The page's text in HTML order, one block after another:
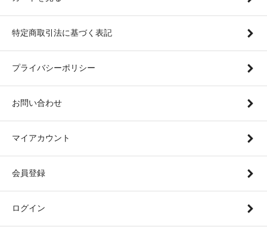
特定商取引法に基づく表記
プライバシーポリシー
お問い合わせ
マイアカウント
会員登録
ログイン